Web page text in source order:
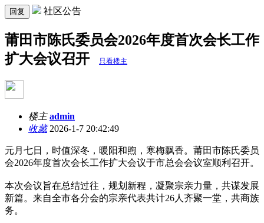
回复 社区公告
莆田市陈氏委员会2026年度首次会长工作
扩大会议召开
只看楼主
楼主 admin
收藏2026-1-7 20:42:49
元月七日，时值深冬，暖阳和煦，寒梅飘香。莆田市陈氏委员
会2026年度首次会长工作扩大会议于市总会会议室顺利召开。
本次会议旨在总结过往，规划新程，凝聚宗亲力量，共谋发展
新篇。来自全市各分会的宗亲代表共计26人齐聚一堂，共商族
务。